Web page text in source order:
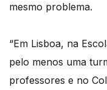
mesmo problema.
“Em Lisboa, na
pelo menos uma
professores e no